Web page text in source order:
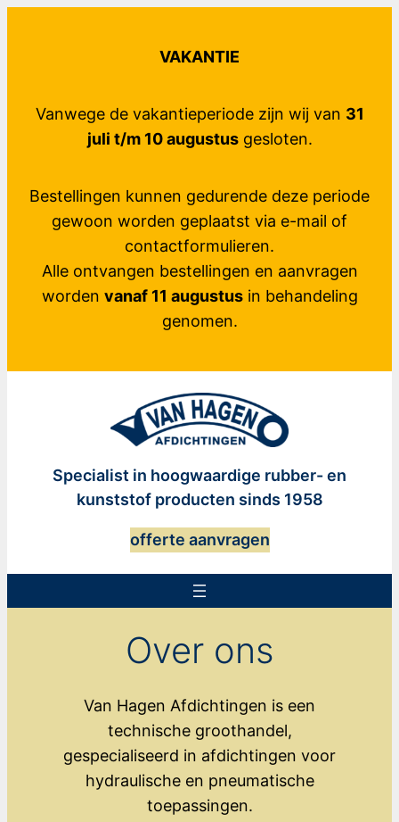
VAKANTIE
Vanwege de vakantieperiode zijn wij van 31
juli t/m 10 augustusgesloten.
Bestellingen kunnen gedurende deze periode
gewoon worden geplaatst via e-mail of
contactformulieren.
Alle ontvangen bestellingen en aanvragen
worden vanaf 11 augustusin behandeling
genomen.
Specialist in hoogwaardige rubber- en
kunststof producten sinds 1958
offerte aanvragen
Over ons
Van Hagen Afdichtingen is een
technische groothandel,
gespecialiseerd in afdichtingen voor
hydraulische en pneumatische
toepassingen.